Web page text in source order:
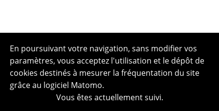
En poursuivant votre navigation, sans modifier vos
paramètres, vous acceptez l'utilisation et le dépôt de
cookies destinés à mesurer la fréquentation du site
grâce au logiciel Matomo.
Vous êtes actuellement suivi.